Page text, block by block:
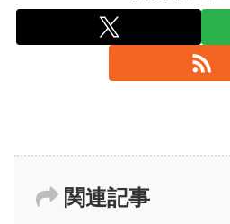
関連記事